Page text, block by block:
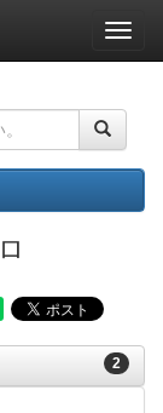
ナ
ビ
ー
ョ
ン
2